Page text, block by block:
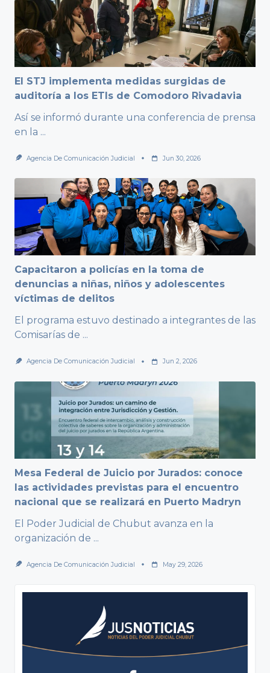
El STJ implementa medidas surgidas de
auditoría a los ETIs de Comodoro Rivadavia
Así se informó durante una conferencia de prensa
en la ...
Agencia De Comunicación Judicial Jun 30, 2026
Capacitaron a policías en la toma de
denuncias a niñas, niños y adolescentes
víctimas de delitos
El programa estuvo destinado a integrantes de las
Comisarías de ...
Agencia De Comunicación Judicial Jun 2, 2026
Mesa Federal de Juicio por Jurados: conoce
las actividades previstas para el encuentro
nacional que se realizará en Puerto Madryn
El Poder Judicial de Chubut avanza en la
organización de ...
Agencia De Comunicación Judicial May 29, 2026